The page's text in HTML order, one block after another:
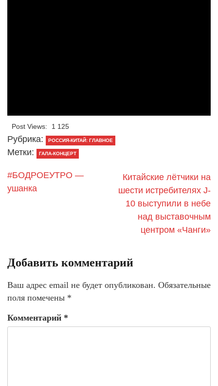
Post Views: 1 125
Рубрика: РОССИЯ-КИТАЙ: ГЛАВНОЕ
Метки: ГАЛА-КОНЦЕРТ
#БОДРОЕУТРО —
ушанка
Китайские лётчики на
шести истребителях J-
10 выступили в небе
над выставочным
центром «Чанги»
Добавить комментарий
Ваш адрес email не будет опубликован. Обязательные
поля помечены *
Комментарий *